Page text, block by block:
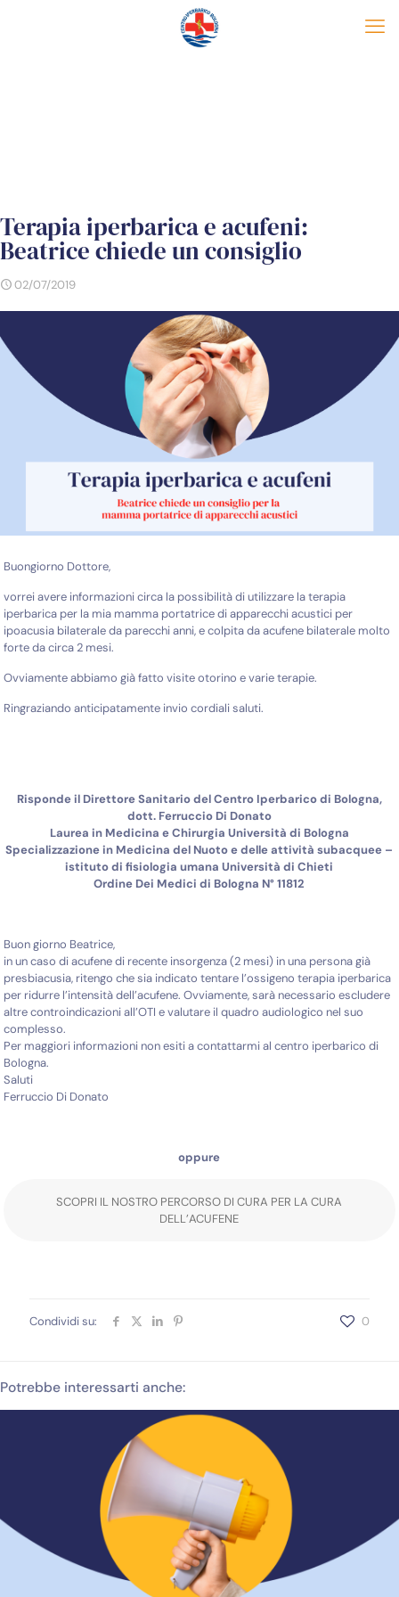
Terapia iperbarica e acufeni:
Beatrice chiede un consiglio
02/07/2019
Buongiorno Dottore,
vorrei avere informazioni circa la possibilità di utilizzare la terapia
iperbarica per la mia mamma portatrice di apparecchi acustici per
ipoacusia bilaterale da parecchi anni, e colpita da acufene bilaterale molto
forte da circa 2 mesi.
Ovviamente abbiamo già fatto visite otorino e varie terapie.
Ringraziando anticipatamente invio cordiali saluti.
Risponde il Direttore Sanitario del Centro Iperbarico di Bologna,
dott. Ferruccio Di Donato
Laurea in Medicina e Chirurgia Università di Bologna
Specializzazione in Medicina del Nuoto e delle attività subacquee –
istituto di fisiologia umana Università di Chieti
Ordine Dei Medici di Bologna N° 11812
Buon giorno Beatrice,
in un caso di acufene di recente insorgenza (2 mesi) in una persona già
presbiacusia, ritengo che sia indicato tentare l’ossigeno terapia iperbarica
per ridurre l’intensità dell’acufene. Ovviamente, sarà necessario escludere
altre controindicazioni all’OTI e valutare il quadro audiologico nel suo
complesso.
Per maggiori informazioni non esiti a contattarmi al centro iperbarico di
Bologna.
Saluti
Ferruccio Di Donato
oppure
SCOPRI IL NOSTRO PERCORSO DI CURA PER LA CURA
DELL’ACUFENE
Condividi su: 0
Potrebbe interessarti anche: